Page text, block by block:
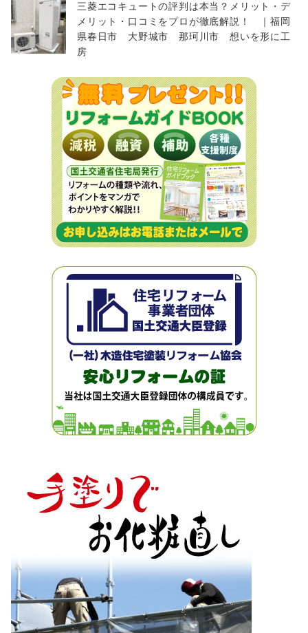
三菱エコキュートの評判は本当？メリット・デ
メリット・口コミをプロが徹底解説！ ｜福岡
県春日市 大野城市 那珂川市 想いを形に工
房